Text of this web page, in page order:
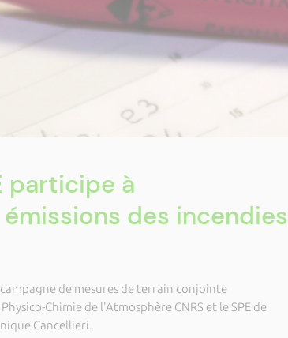
participe à
des incendies
de mesures de terrain conjointe
Chimie de l'Atmosphère CNRS et le SPE de
Cancellieri.